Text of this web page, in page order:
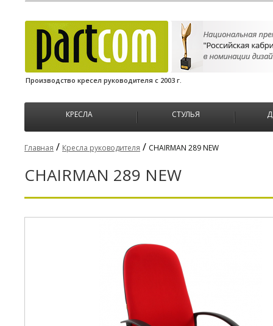
Производство кресел руководителя с 2003 г.
КРЕСЛА СТУЛЬЯ
Главная / Кресла руководителя / CHAIRMAN 289 NEW
CHAIRMAN 289 NEW